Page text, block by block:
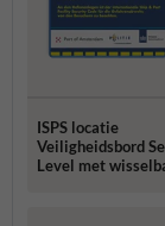
ISPS locatie
Veiligheidsbord
Level met